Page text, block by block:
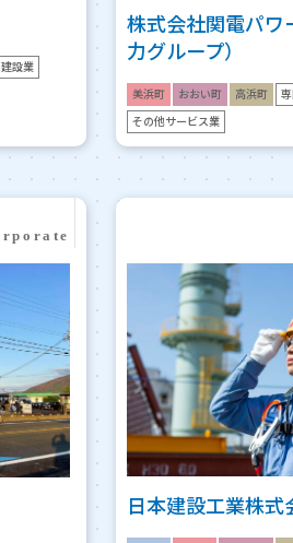
建設業
株式会社関電パワ
力グループ）
美浜町 おおい町 高浜町
その他サービス業
日本建設工業株